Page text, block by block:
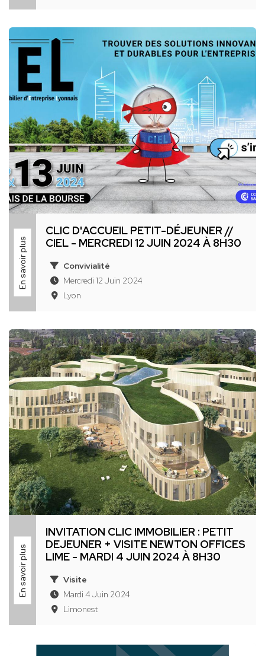
En savoir plus
CLIC D'ACCUEIL PETIT-DÉJEUNER //
CIEL - MERCREDI 12 JUIN 2024 À 8H30
Convivialité
Mercredi 12 Juin 2024
Lyon
En savoir plus
INVITATION CLIC IMMOBILIER : PETIT
DEJEUNER + VISITE NEWTON OFFICES
LIME - MARDI 4 JUIN 2024 À 8H30
Visite
Mardi 4 Juin 2024
Limonest